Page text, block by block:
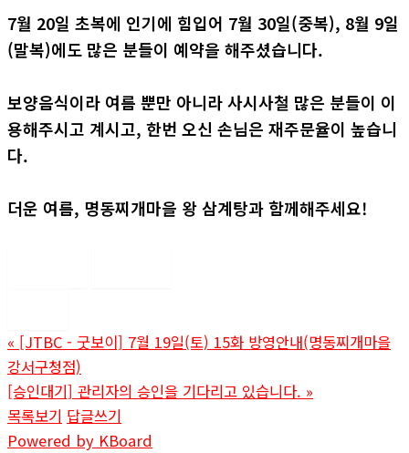
7월 20일 초복에 인기에 힘입어 7월 30일(중복), 8월 9일
(말복)에도 많은 분들이 예약을 해주셨습니다.
보양음식이라 여름 뿐만 아니라 사시사철 많은 분들이 이
용해주시고 계시고, 한번 오신 손님은 재주문율이 높습니
다.
더운 여름, 명동찌개마을 왕 삼계탕과 함께해주세요!
« [JTBC - 굿보이] 7월 19일(토) 15화 방영안내(명동찌개마을
강서구청점)
[승인대기] 관리자의 승인을 기다리고 있습니다. »
목록보기 답글쓰기
Powered by KBoard